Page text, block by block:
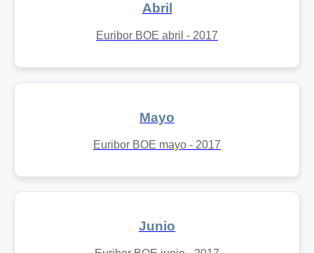
Abril
Euribor BOE abril - 2017
Mayo
Euribor BOE mayo - 2017
Junio